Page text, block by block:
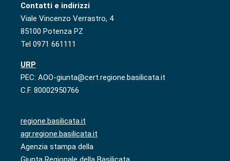
Contatti e indirizzi
Viale Vincenzo Verrastro, 4
85100 Potenza PZ
Tel 0971 661111
URP
PEC: AOO-giunta@cert.regione.basilicata.it
C.F. 80002950766
regione.basilicata.it
agr.regione.basilicata.it
Agenzia stampa della